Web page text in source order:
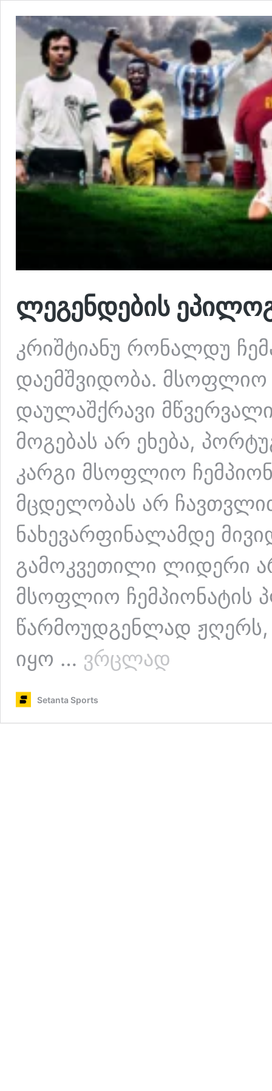
ლეგენდების
კრიშტიანუ რონალდუ
დაემშვიდობა. მსოფლიო
დაულაშქრავი
მოგებას არ ეხება,
კარგი მსოფლიო
მცდელობას არ
ნახევარფინალამდე
გამოკვეთილი ლიდერი
მსოფლიო ჩემპიონატის
წარმოუდგენლად ჟღერს,
იყო … ვრცლად
Setanta Sports